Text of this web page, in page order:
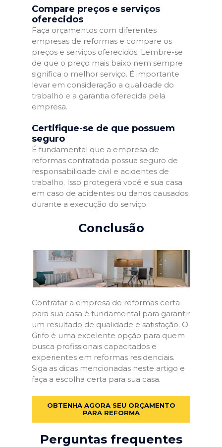
Compare preços e serviços
oferecidos
Faça orçamentos com diferentes
empresas de reformas e compare os
preços e serviços oferecidos. Lembre-se
de que o preço mais baixo nem sempre
significa o melhor serviço. É importante
levar em consideração a qualidade do
trabalho e a garantia oferecida pela
empresa.
Certifique-se de que possuem
seguro
É fundamental que a empresa de
reformas contratada possua seguro de
responsabilidade civil e acidentes de
trabalho. Isso protegerá você e sua casa
em caso de acidentes ou danos causados
durante a execução do serviço.
Conclusão
Contratar a empresa de reformas certa
para sua casa é fundamental para garantir
um resultado de qualidade e satisfação. O
Grifo é uma excelente opção para quem
busca profissionais capacitados e
experientes em reformas residenciais.
Siga as dicas mencionadas neste artigo e
faça a escolha certa para sua casa.
OBTENHA AGORA SEU ORÇAMENTO
PARA REFORMA
Perguntas frequentes